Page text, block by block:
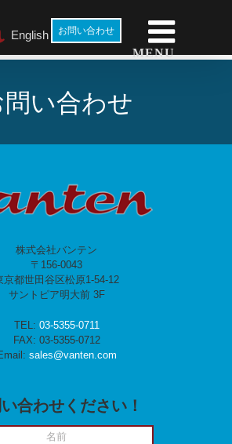
お問い合わせ
English
い合わせ
株式会社バンテン
〒156-0043
京都世田谷区松原1-54-12
サントピア明大前 3F
TEL: 03-5355-0711
FAX: 03-5355-0712
sales@vanten.com
合わせください！